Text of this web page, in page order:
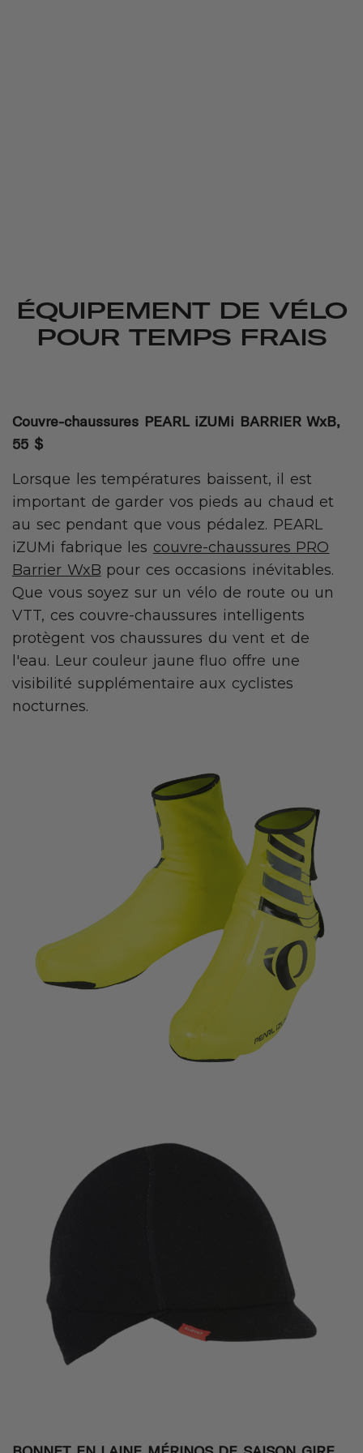
ÉQUIPEMENT DE VÉLO
POUR TEMPS FRAIS
Couvre-chaussures PEARL iZUMi BARRIER WxB,
55 $
Lorsque les températures baissent, il est
important de garder vos pieds au chaud et
au sec pendant que vous pédalez. PEARL
iZUMi fabrique les couvre-chaussures PRO
Barrier WxB pour ces occasions inévitables.
Que vous soyez sur un vélo de route ou un
VTT, ces couvre-chaussures intelligents
protègent vos chaussures du vent et de
l'eau. Leur couleur jaune fluo offre une
visibilité supplémentaire aux cyclistes
nocturnes.